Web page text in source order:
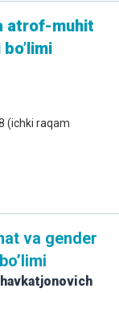
atrof-muhit
(ichki raqam
va gender